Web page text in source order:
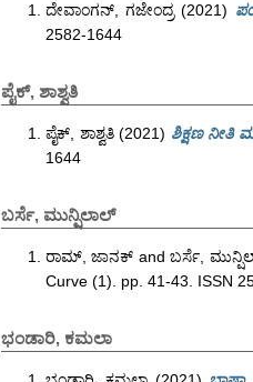
ದೇವಾಂಗನ್, ಗಜೇಂದ್ರ (2021)
2582-1644
ಪೈಕ್, ಶಾಶ್ವತಿ
ಪೈಕ್, ಶಾಶ್ವತಿ(2021) ಶಿಕ್ಷಣ ನೀತಿ
1644
ಬರ್ಸೆ, ಮುನ್ಷಿಲಾಲ್
ರಾಮ್, ಜಾನಕ್ andಬರ್ಸೆ,
Curve (1). pp. 41-43. ISSN
ಭಂಡಾರಿ, ಕಮಲಾ